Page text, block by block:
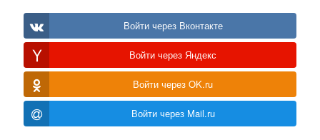
Войти через Вконтакте
Войти через Яндекс
Войти через OK.ru
Войти через Mail.ru